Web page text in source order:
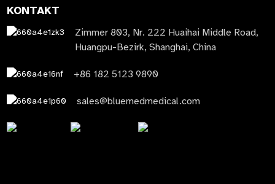
KONTAKT
Zimmer 803, Nr. 222 Huaihai Middle Road,
Huangpu-Bezirk, Shanghai, China
+86 182 5123 9890
sales@bluemedmedical.com